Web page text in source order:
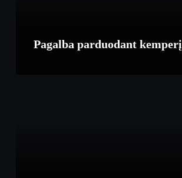
Pagalba parduodant kemperį